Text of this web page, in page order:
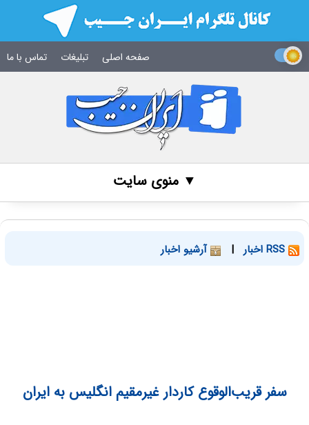
صفحه اصلی تبلیغات تماس با ما
▼ منوی سایت
| آرشیو اخبار
سفر قریب‌الوقوع كاردار غیرمقیم انگلیس به ایران